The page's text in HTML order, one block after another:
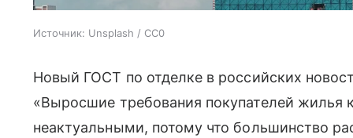
Источник: Unsplash / CC0
Новый ГОСТ по отделке в российских
«Выросшие требования покупателей жилья
неактуальными, потому что большинство